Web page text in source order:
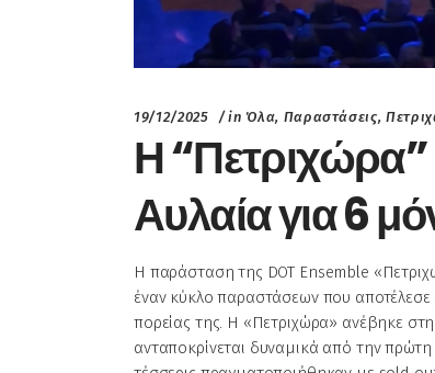
19/12/2025 in Όλα, Παραστάσεις,
Η “Πετριχώρα”
Αυλαία για 6
Η παράσταση της DOT Ensemble
έναν κύκλο παραστάσεων που αποτέλεσε
πορείας της. Η «Πετριχώρα» ανέβηκε στη
ανταποκρίνεται δυναμικά από την πρώτη